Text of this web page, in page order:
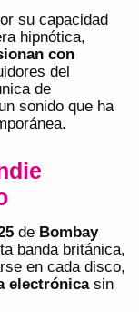
su capacidad
hipnótica,
con
del
de
sonido que ha
de Bombay
banda británica,
en cada disco,
electrónicasin